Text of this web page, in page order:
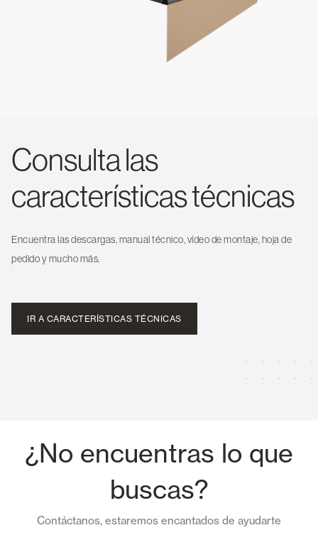
Consulta las
características técnicas
Encuentra las descargas, manual técnico, vídeo de montaje, hoja de
pedido y mucho más.
IR A CARACTERÍSTICAS TÉCNICAS
¿No encuentras lo que
buscas?
Contáctanos, estaremos encantados de ayudarte